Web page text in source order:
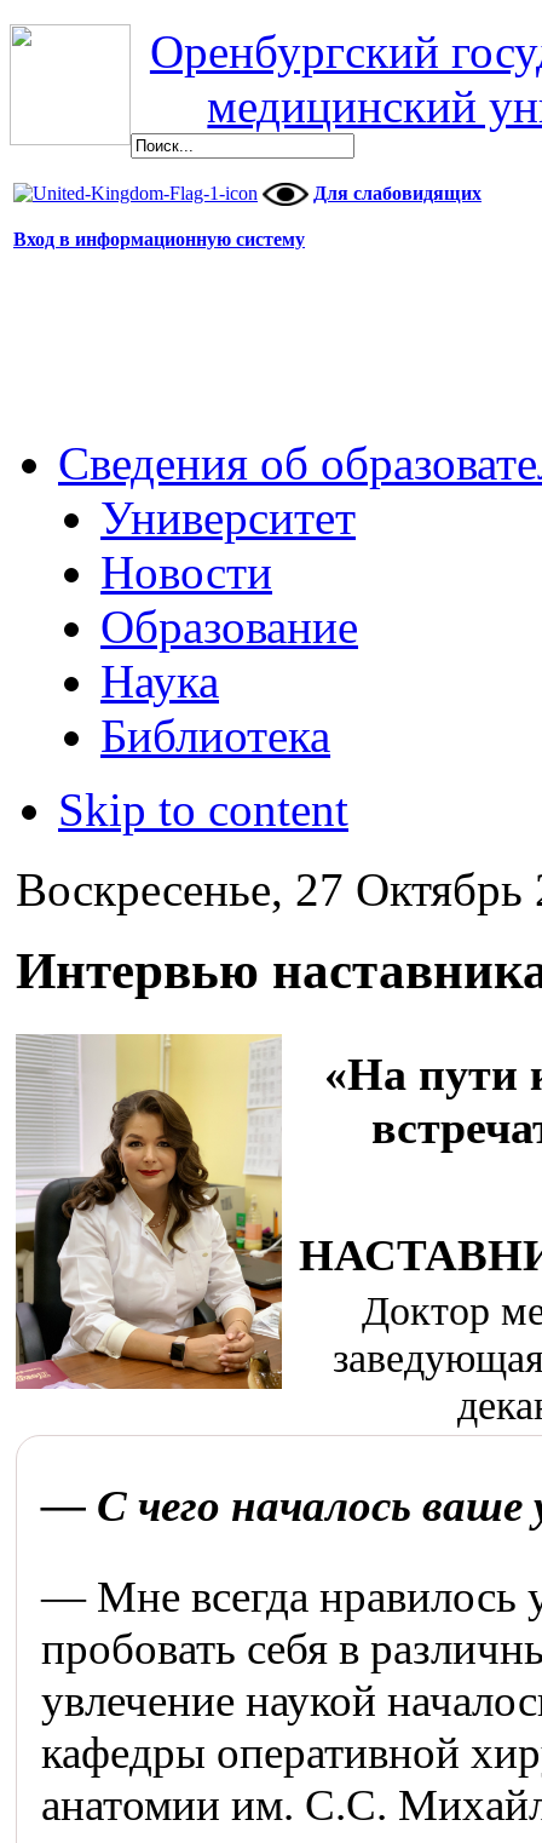
Оренбургский
медицинский
Для слабовидящих
Вход в информационную систему
Сведения об
Университет
Новости
Образование
Наука
Библиотека
Skip to content
Воскресенье, 27
Интервью
«На пути
Доктор
— С чего началось ваше
— Мне всегда нравилось
пробовать себя в
увлечение наукой
кафедры оперативной
анатомии им. С.С.